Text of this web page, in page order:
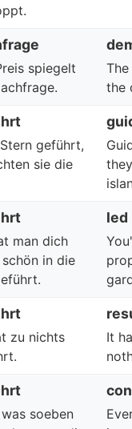
spiegelt
the
geführt,
sie die
led
man dich
in die
zu nichts
It
soeben